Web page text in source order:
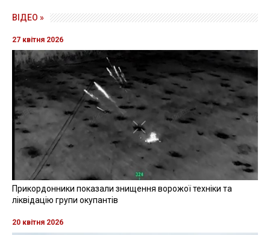
ВІДЕО »
27 квітня 2026
Прикордонники показали знищення ворожої техніки та
ліквідацію групи окупантів
20 квітня 2026